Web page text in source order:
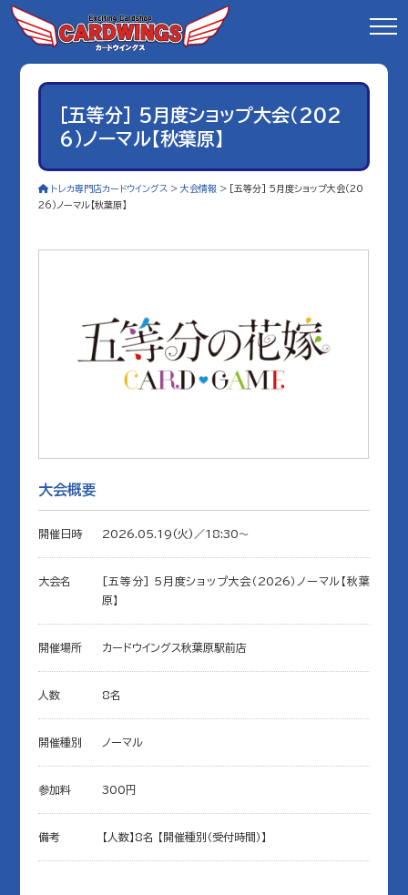
[五等分] 5月度ショップ大会（202
6）ノーマル【秋葉原】
トレカ専門店カードウイングス >大会情報 >
[五等分] 5月度ショップ大会（20
26）ノーマル【秋葉原】
大会概要
開催日時 2026.05.19(火)／18:30〜
大会名
[五等分] 5月度ショップ大会（2026）ノーマル【秋葉
原】
開催場所 カードウイングス秋葉原駅前店
人数 8名
開催種別 ノーマル
参加料 300円
備考 【人数】8名 【開催種別（受付時間）】